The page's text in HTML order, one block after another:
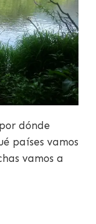
dónde
países vamos
vamos a